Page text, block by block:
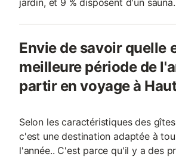
jardin, et 9 % disposent d'un sauna.
Envie de savoir quelle
meilleure période de
partir en voyage à
Selon les caractéristiques des
c'est une destination adaptée à
l'année.. C'est parce qu'il y a des